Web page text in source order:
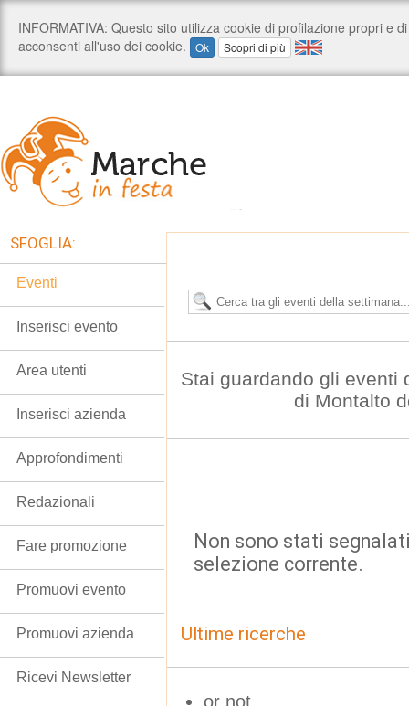
Stai guardando gli eventi
di Montalto
Non sono stati
selezione corrente.
Ultime ricerche
or not
SFOGLIA:
Eventi
Inserisci evento
Area utenti
Inserisci azienda
Approfondimenti
Redazionali
Fare promozione
Promuovi evento
Promuovi azienda
Ricevi Newsletter